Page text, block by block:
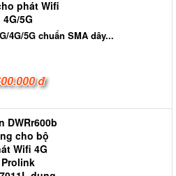
4G/5G chuẩn SMA dây...
đ